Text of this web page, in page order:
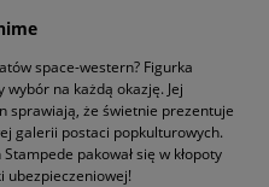
space-western? Figurka
wybór na każdą okazję. Jej
sprawiają, że świetnie prezentuje
galerii postaci popkulturowych.
pakował się w kłopoty
ubezpieczeniowej!